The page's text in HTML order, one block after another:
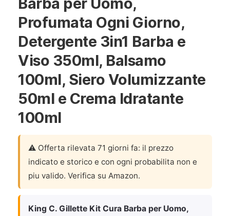
Profumata Ogni Giorno,
Detergente 3in1 Barba e
Viso 350ml, Balsamo
100ml, Siero Volumizzante
50ml e Crema Idratante
100ml
⚠️ Offerta rilevata 71 giorni fa: il prezzo
indicato e storico e con ogni probabilita non e
piu valido. Verifica su Amazon.
King C. Gillette Kit Cura Barba per Uomo,